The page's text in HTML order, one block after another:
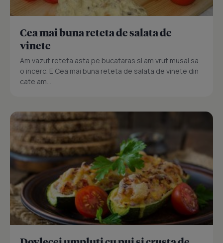
Cea mai buna reteta de salata de
vinete
Am vazut reteta asta pe bucataras si am vrut musai sa
o incerc. E Cea mai buna reteta de salata de vinete din
cate am...